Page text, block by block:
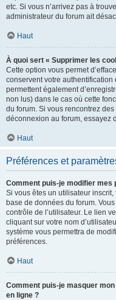
etc. Si vous n’arrivez pas à
administrateur du forum ait
Haut
À quoi sert « Supprimer les
Cette option vous permet
conservent votre
permettent également
non lus) dans le cas où cette
du forum. Si vous rencontrez
déconnexion au forum, essayez
Haut
Préférences et
Comment puis-je modifier mes
Si vous êtes un utilisateur
base de données du forum.
contrôle de l’utilisateur. Le lien
cliquant sur votre nom
système vous permettra de
préférences.
Haut
Comment puis-je masquer
en ligne ?